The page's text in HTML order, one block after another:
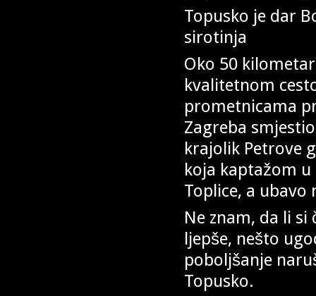
Topusko je dar
sirotinja
Oko 50
kvalitetnom
prometnicama
Zagreba
krajolik Petrove
koja kaptažom
Toplice, a ubavo
Ne znam, da li
ljepše, nešto
poboljšanje
Topusko.